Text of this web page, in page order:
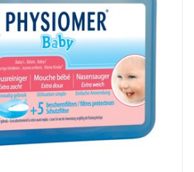
conservateurs, Sans
Sans lactose,
ambiante (15°C